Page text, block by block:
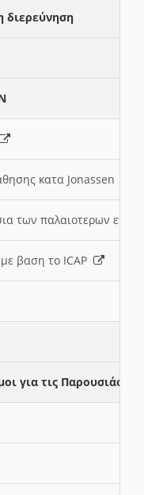
διερεύνηση
κατα Jonassen
των παλαιοτερων
βαση το ICAP
για τις Παρουσιάσεις